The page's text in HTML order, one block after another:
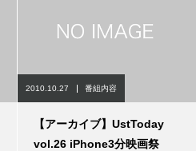
2010.10.27 番組内容
【アーカイブ】UstToday
vol.26 iPhone3分映画祭